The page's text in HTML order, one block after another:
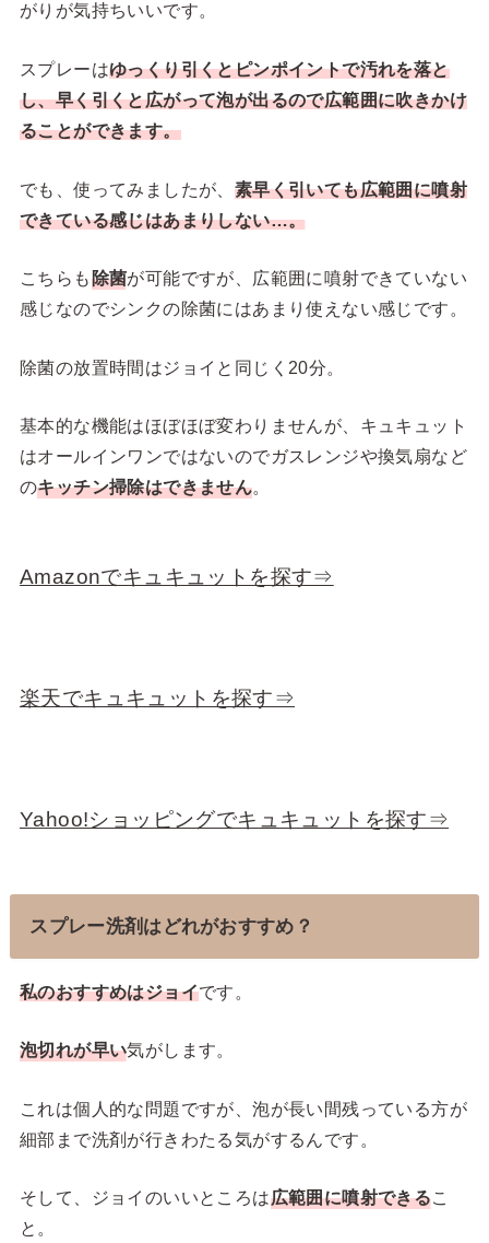
がりが気持ちいいです。
スプレーはゆっくり引くとピンポイントで汚れを落と
し、早く引くと広がって泡が出るので広範囲に吹きかけ
ることができます。
でも、使ってみましたが、 素早く引いても広範囲に噴射
できている感じはあまりしない…。
こちらも除菌が可能ですが、広範囲に噴射できていない
感じなのでシンクの除菌にはあまり使えない感じです。
除菌の放置時間はジョイと同じく20分。
基本的な機能はほぼほぼ変わりませんが、キュキュット
はオールインワンではないのでガスレンジや換気扇など
のキッチン掃除はできません。
Amazonでキュキュットを探す⇒
楽天でキュキュットを探す⇒
Yahoo!ショッピングでキュキュットを探す⇒
スプレー洗剤はどれがおすすめ？
私のおすすめはジョイです。
泡切れが早い気がします。
これは個人的な問題ですが、泡が長い間残っている方が
細部まで洗剤が行きわたる気がするんです。
そして、ジョイのいいところは広範囲に噴射できるこ
と。